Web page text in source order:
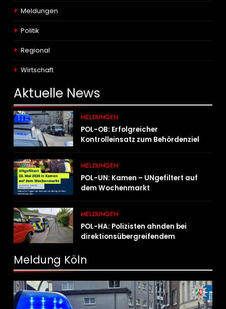
Meldungen
Politik
Regional
Wirtschaft
Aktuelle News
MELDUNGEN
POL-OB: Erfolgreicher
Kontrolleinsatz zum Behördenziel
MELDUNGEN
POL-UN: Kamen – UNgefiltert auf
dem Wochenmarkt
MELDUNGEN
POL-HA: Polizisten ahnden bei
direktionsübergreifendem
Meldung Köln